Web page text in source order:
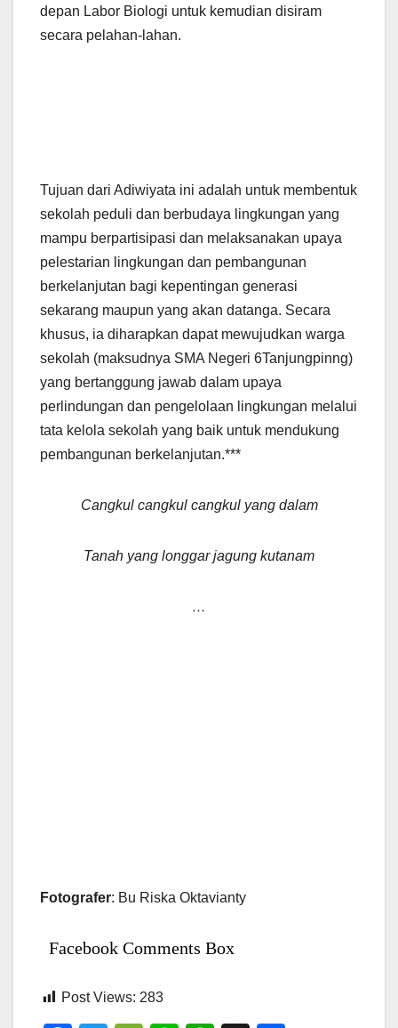
depan Labor Biologi untuk kemudian disiram
secara pelahan-lahan.
Tujuan dari Adiwiyata ini adalah untuk membentuk
sekolah peduli dan berbudaya lingkungan yang
mampu berpartisipasi dan melaksanakan upaya
pelestarian lingkungan dan pembangunan
berkelanjutan bagi kepentingan generasi
sekarang maupun yang akan datanga. Secara
khusus, ia diharapkan dapat mewujudkan warga
sekolah (maksudnya SMA Negeri 6Tanjungpinng)
yang bertanggung jawab dalam upaya
perlindungan dan pengelolaan lingkungan melalui
tata kelola sekolah yang baik untuk mendukung
pembangunan berkelanjutan.***
Cangkul cangkul cangkul yang dalam
Tanah yang longgar jagung kutanam
…
Fotografer: Bu Riska Oktavianty
Facebook Comments Box
Post Views: 283